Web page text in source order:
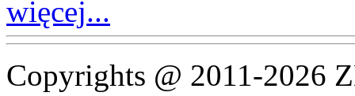
więcej...
Copyrights @ 2011-2026